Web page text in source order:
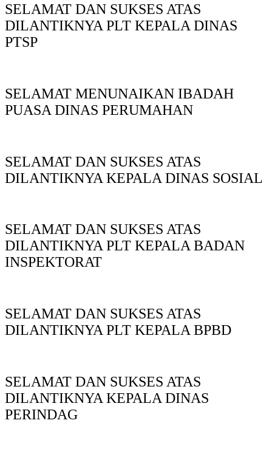
SELAMAT DAN SUKSES ATAS
DILANTIKNYA PLT KEPALA DINAS
PTSP
SELAMAT MENUNAIKAN IBADAH
PUASA DINAS PERUMAHAN
SELAMAT DAN SUKSES ATAS
DILANTIKNYA KEPALA DINAS SOSIAL
SELAMAT DAN SUKSES ATAS
DILANTIKNYA PLT KEPALA BADAN
INSPEKTORAT
SELAMAT DAN SUKSES ATAS
DILANTIKNYA PLT KEPALA BPBD
SELAMAT DAN SUKSES ATAS
DILANTIKNYA KEPALA DINAS
PERINDAG